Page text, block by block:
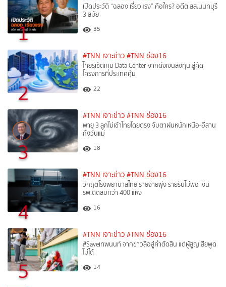
1
เปิดประวัติ “ฉลอง เรี่ยวแรง” คือใคร? อดีต สส.นนทบุรี
3 สมัย
35
2
#TNN เจาะข่าว #TNN ช่อง16
ไทยรีเซ็ตเกม Data Center จากดึงเงินลงทุน สู่คัด
โครงการที่ประเทศคุ้ม
22
3
#TNN เจาะข่าว #TNN ช่อง16
พายุ 3 ลูกไม่เข้าไทยโดยตรง จับตาฝนหนักเหนือ-อีสาน
ถึงวันแม่
18
4
#TNN เจาะข่าว #TNN ช่อง16
วิกฤตโรงพยาบาลไทย รายจ่ายพุ่ง รายรับไม่พอ เงิน
รพ.ติดลบกว่า 400 แห่ง
16
5
#TNN เจาะข่าว #TNN ช่อง16
#Saveเทพนนท์ จากข่าวลือสู่คำตัดสิน แต่ผู้สูญเสียพูด
ไม่ได้
14